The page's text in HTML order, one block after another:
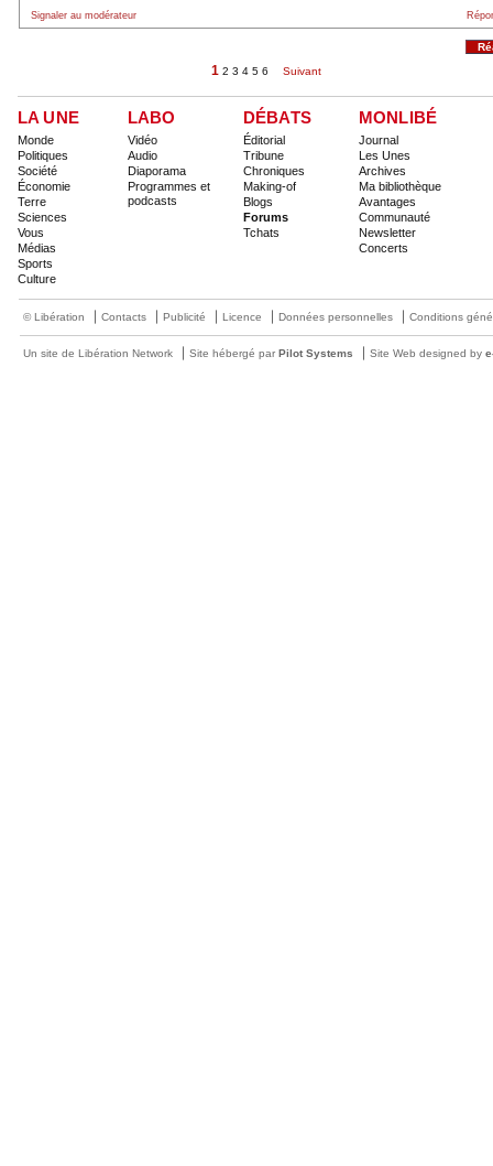
Signaler au modérateur
1 2 3 4 5 6 Suivant
LA UNE
Monde
Politiques
Société
Économie
Terre
Sciences
Vous
Médias
Sports
Culture
LABO
Vidéo
Audio
Diaporama
Programmes et
podcasts
DÉBATS
Éditorial
Tribune
Chroniques
Making-of
Blogs
Forums
Tchats
MONLIBÉ
Journal
Les Unes
Archives
Ma bibliothèque
Avantages
Communauté
Newsletter
Concerts
© Libération Contacts Publicité Licence Données personnelles Conditions
Un site de Libération Network Site hébergé par Pilot Systems Site Web designed by